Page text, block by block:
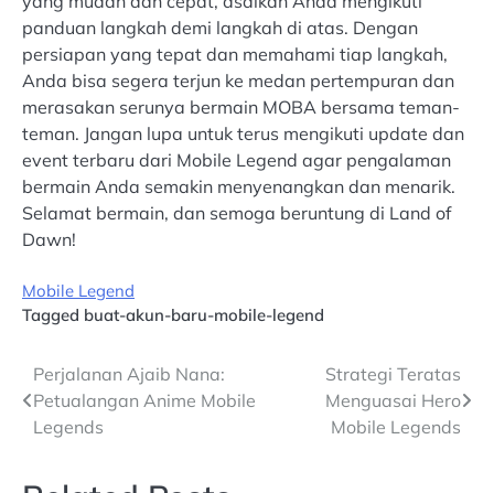
panduan langkah demi langkah di atas. Dengan
persiapan yang tepat dan memahami tiap langkah,
Anda bisa segera terjun ke medan pertempuran dan
merasakan serunya bermain MOBA bersama teman-
teman. Jangan lupa untuk terus mengikuti update dan
event terbaru dari Mobile Legend agar pengalaman
bermain Anda semakin menyenangkan dan menarik.
Selamat bermain, dan semoga beruntung di Land of
Dawn!
Mobile Legend
Tagged buat-akun-baru-mobile-legend
Post
navigation
Perjalanan Ajaib Nana:
Petualangan Anime Mobile
Legends
Strategi Teratas
Menguasai Hero
Mobile Legends